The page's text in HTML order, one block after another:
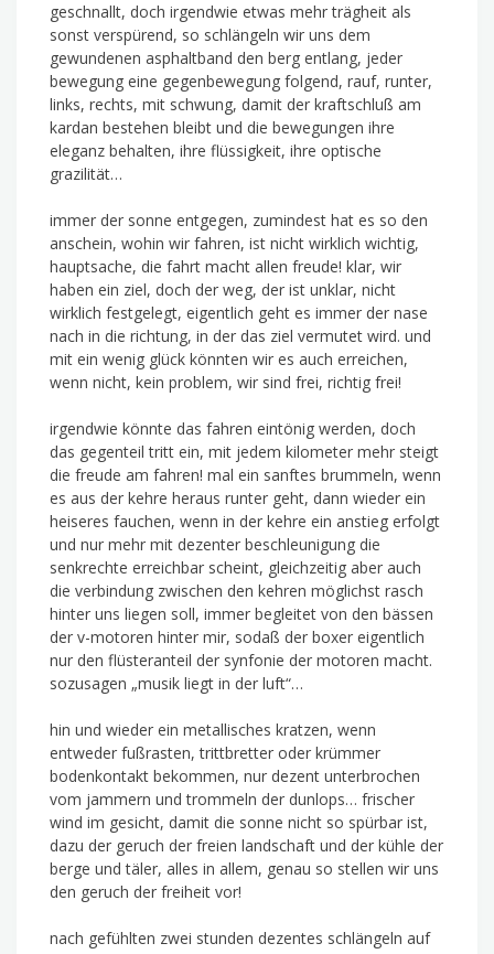
geschnallt, doch irgendwie etwas mehr trägheit als
sonst verspürend, so schlängeln wir uns dem
gewundenen asphaltband den berg entlang, jeder
bewegung eine gegenbewegung folgend, rauf, runter,
links, rechts, mit schwung, damit der kraftschluß am
kardan bestehen bleibt und die bewegungen ihre
eleganz behalten, ihre flüssigkeit, ihre optische
grazilität…
immer der sonne entgegen, zumindest hat es so den
anschein, wohin wir fahren, ist nicht wirklich wichtig,
hauptsache, die fahrt macht allen freude! klar, wir
haben ein ziel, doch der weg, der ist unklar, nicht
wirklich festgelegt, eigentlich geht es immer der nase
nach in die richtung, in der das ziel vermutet wird. und
mit ein wenig glück könnten wir es auch erreichen,
wenn nicht, kein problem, wir sind frei, richtig frei!
irgendwie könnte das fahren eintönig werden, doch
das gegenteil tritt ein, mit jedem kilometer mehr steigt
die freude am fahren! mal ein sanftes brummeln, wenn
es aus der kehre heraus runter geht, dann wieder ein
heiseres fauchen, wenn in der kehre ein anstieg erfolgt
und nur mehr mit dezenter beschleunigung die
senkrechte erreichbar scheint, gleichzeitig aber auch
die verbindung zwischen den kehren möglichst rasch
hinter uns liegen soll, immer begleitet von den bässen
der v-motoren hinter mir, sodaß der boxer eigentlich
nur den flüsteranteil der synfonie der motoren macht.
sozusagen „musik liegt in der luft“…
hin und wieder ein metallisches kratzen, wenn
entweder fußrasten, trittbretter oder krümmer
bodenkontakt bekommen, nur dezent unterbrochen
vom jammern und trommeln der dunlops… frischer
wind im gesicht, damit die sonne nicht so spürbar ist,
dazu der geruch der freien landschaft und der kühle der
berge und täler, alles in allem, genau so stellen wir uns
den geruch der freiheit vor!
nach gefühlten zwei stunden dezentes schlängeln auf